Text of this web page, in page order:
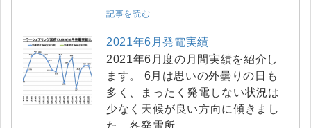
記事を読む
2021年6月発電実績
2021年6月度の月間実績を紹介し
ます。 6月は思いの外曇りの日も
多く、まったく発電しない状況は
少なく天候が良い方向に傾きまし
た。各発電所